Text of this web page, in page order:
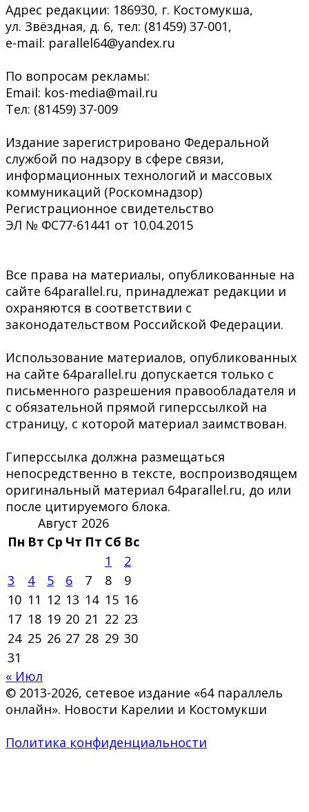
Адрес редакции: 186930, г. Костомукша,
ул. Звёздная, д. 6, тел: (81459) 37-001,
e-mail: parallel64@yandex.ru
По вопросам рекламы:
Email: kos-media@mail.ru
Тел: (81459) 37-009
Издание зарегистрировано Федеральной
службой по надзору в сфере связи,
информационных технологий и массовых
коммуникаций (Роскомнадзор)
Регистрационное свидетельство
ЭЛ № ФС77-61441 от 10.04.2015
Все права на материалы, опубликованные на
сайте 64parallel.ru, принадлежат редакции и
охраняются в соответствии с
законодательством Российской Федерации.
Использование материалов, опубликованных
на сайте 64parallel.ru допускается только с
письменного разрешения правообладателя и
с обязательной прямой гиперссылкой на
страницу, с которой материал заимствован.
Гиперссылка должна размещаться
непосредственно в тексте, воспроизводящем
оригинальный материал 64parallel.ru, до или
после цитируемого блока.
Август 2026
Пн Вт Ср Чт Пт Сб Вс
1
2
3
4 5 6 7 8
9
10 11 12 13 14 15 16
17 18 19 20 21 22 23
24 25 26 27 28 29 30
31
« Июл
© 2013-2026, сетевое издание «64 параллель
онлайн». Новости Карелии и Костомукши
Политика конфиденциальности